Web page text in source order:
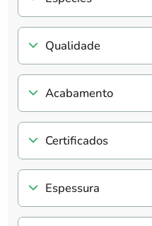
Qualidade
Acabamento
Certificados
Espessura